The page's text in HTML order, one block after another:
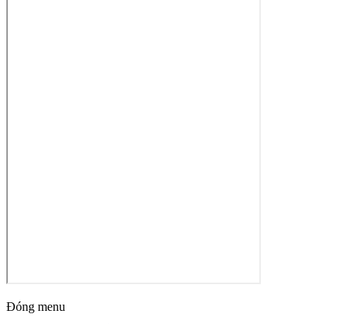
Đóng menu